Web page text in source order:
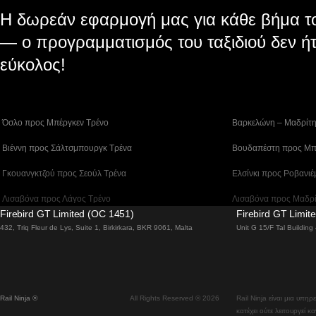
Η δωρεάν εφαρμογή μας για κάθε βήμα
— ο προγραμματισμός του ταξιδιού δεν
εύκολος!
Όσλο προς Μπέργκεν Tρένο Βαρκελώνη –
Βιέννη προς Σάλτσμπουργκ Τρένα Βουδαπέστη προς
Γκουανγκτζού προς Σεούλ Τρένα Ελσίνκι προς
Λισαβόνα προς Λάγος Tρένο Λισαβόνα προς
Λισαβόνα – Φάρο Τρένο Λονδίνο –
Τρένα Γκάλγουεϊ προς Δουβλίνο Τρένα Μπρατισλάβα
Firebird GT Limited (OC 1451)
432, Triq Fleur de Lys, Suite 1, Birkirkara, BKR 9061, Malta
Firebird GT
Unit G 15/F Tal
Rail Ninja ® All Rights Reserved © 2026
Rail Ninja είναι μια
κατέχει ούτε λειτουργεί